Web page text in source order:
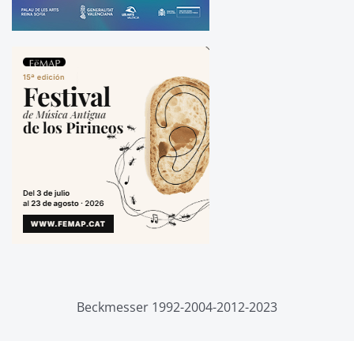
Beckmesser 1992-2004-2012-2023